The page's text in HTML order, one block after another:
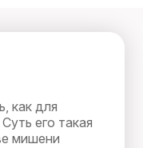
как для
его такая
мишени